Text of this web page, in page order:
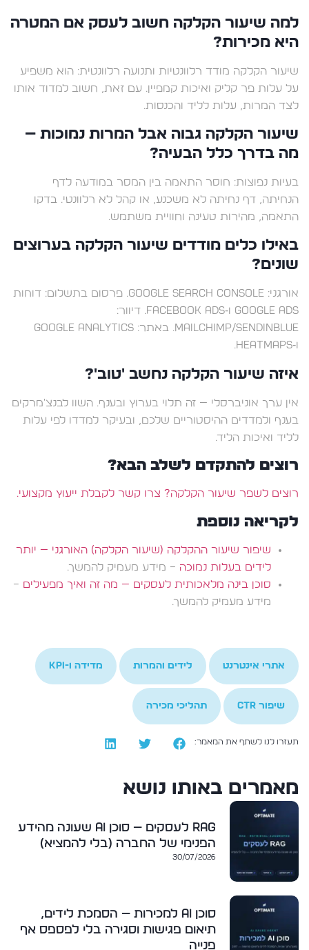
מאמרים באותו נושא
RAG לעסקים — סוכן AI שעונה מהידע
הפנימי של החברה (בלי להמציא)
30/07/2026
סוכן AI למכירות — הסמכת לידים,
תיאום פגישות וסגירה בלי לפספס אף
פנייה
למה שיעור הקלקה חשוב לעסק אם המטרה
היא מכירות?
שיעור הקלקה מודד רלוונטיות ותנועה רלוונטית: הוא משפיע
על עלות פר קליק ואיכות קמפיין. עם זאת, חשוב למדוד אותו
לצד המרות, עלות לליד והכנסות.
שיעור הקלקה גבוה אבל המרות נמוכות —
מה בדרך כלל הבעיה?
בעיות נפוצות: חוסר התאמה בין המסר במודעה לדף
הנחיתה, דף נחיתה לא משכנע, או קהל לא רלוונטי. בדקו
התאמה, מהירות טעינה וחוויית משתמש.
באילו כלים מודדים שיעור הקלקה בערוצים
שונים?
אורגני: Google Search Console. פרסום בתשלום: דוחות
Google Ads ו‑Facebook Ads. דיוור:
Mailchimp/Sendinblue. באתר: Google Analytics
ו‑heatmaps.
איזה שיעור הקלקה נחשב 'טוב'?
אין ערך אוניברסלי — זה תלוי בערוץ ובענף. השוו לבנצ'מרקים
בענף ולמדדים ההיסטוריים שלכם, ובעיקר למדדו לפי עלות
לליד ואיכות הליד.
רוצים להתקדם לשלב הבא?
רוצים לשפר שיעור הקלקה? צרו קשר לקבלת ייעוץ מקצועי.
לקריאה נוספת
שיפור שיעור ההקלקה (שיעור הקלקה) האורגני — יותר
לידים בעלות נמוכה – מידע מעמיק להמשך.
סוכן בינה מלאכותית לעסקים — מה זה ואיך מפעילים –
מידע מעמיק להמשך.
אתרי אינטרנט
לידים והמרות
מדידה ו-KPI
שיפור CTR
תהליכי מכירה
תעזרו לנו לשתף את המאמר: